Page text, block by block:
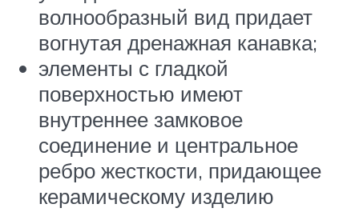
волнообразный вид придает
вогнутая дренажная канавка;
элементы с гладкой
поверхностью имеют
внутреннее замковое
соединение и центральное
ребро жесткости, придающее
керамическому изделию